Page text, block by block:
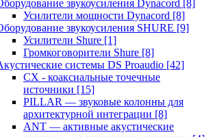
звукоусиления Dynacord [8]
Усилители мощности Dynacord [8]
звукоусиления SHURE [9]
Усилители Shure [1]
Громкоговорители Shure [8]
системы DS Proaudio [42]
CX - коаксиальные точечные
источники [15]
PILLAR — звуковые колонны для
архитектурной интеграции [8]
ANT — активные акустические